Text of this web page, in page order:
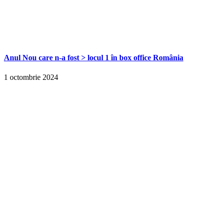
Anul Nou care n-a fost > locul 1 în box office România
1 octombrie 2024